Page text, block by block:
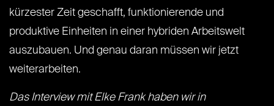
kürzester Zeit geschafft, funktionierende und
produktive Einheiten in einer hybriden Arbeitswelt
auszubauen. Und genau daran müssen wir jetzt
weiterarbeiten.
Das Interview mit Elke Frank haben wir in